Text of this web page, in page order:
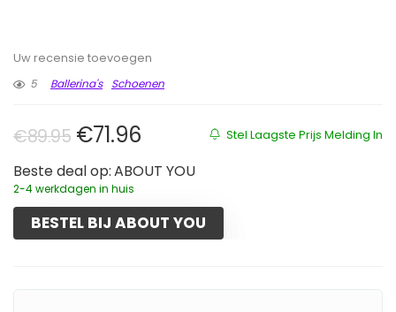
Uw recensie toevoegen
5
Ballerina's Schoenen
Stel Laagste Prijs Melding In
€89.95 Oorspronkelijke prijs was:
€71.96Huidige prijs is: €71.96.
Beste deal op: ABOUT YOU
2-4 werkdagen in huis
BESTEL BIJ ABOUT YOU